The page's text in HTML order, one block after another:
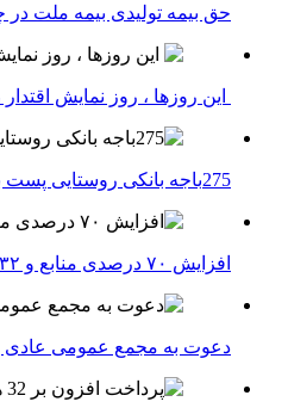
حق بیمه تولیدی بیمه ملت در چهار
این روزها ، روز نمایش
275باجه بانکی روستایی پست بانک ایران منابع خود را به بیش از ۱۰۰ میلیارد ریال افزایش دادند
افزایش ۷۰ درصدی منابع و ۱۳۲ درصدی ضمانت‌نامه‌های ریالی صادره پست بانک ایران در چهارماهه اول سال 1405
دعوت به مجمع عمومی عادی